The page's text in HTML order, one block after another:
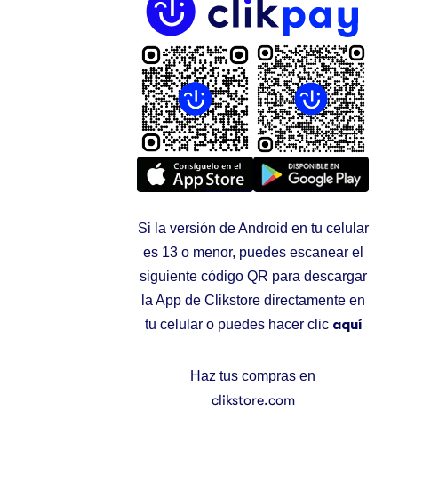
Si la versión de Android en tu celular
es 13 o menor, puedes escanear el
siguiente código QR para descargar
la App de Clikstore directamente en
tu celular o puedes hacer clic aquí
Haz tus compras en
clikstore.com